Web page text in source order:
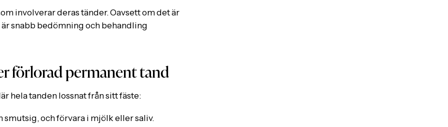
involverar deras tänder. Oavsett om det är
snabb bedömning och behandling
förlorad permanent tand
hela tanden lossnat från sitt fäste:
och förvara i mjölk eller saliv.